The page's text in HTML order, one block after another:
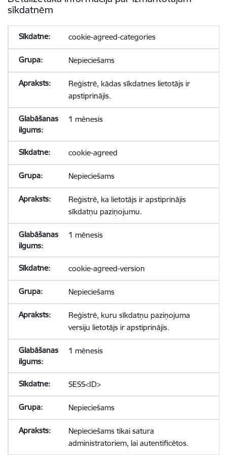
sīkdatnēm
cookie-agreed-categories
Nepieciešams
Reģistrē, kādas sīkdatnes lietotājs ir
apstiprinājis.
1 mēnesis
cookie-agreed
Nepieciešams
Reģistrē, ka lietotājs ir apstiprinājis
sīkdatņu paziņojumu.
1 mēnesis
cookie-agreed-version
Nepieciešams
Reģistrē, kuru sīkdatņu paziņojuma
versiju lietotājs ir apstiprinājis.
1 mēnesis
SESS<ID>
Nepieciešams
Nepieciešams tikai satura
administratoriem, lai autentificētos.